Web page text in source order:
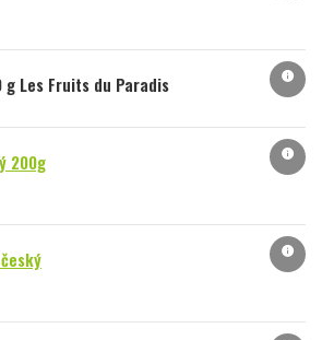
Les Fruits du Paradis info
200g info
info